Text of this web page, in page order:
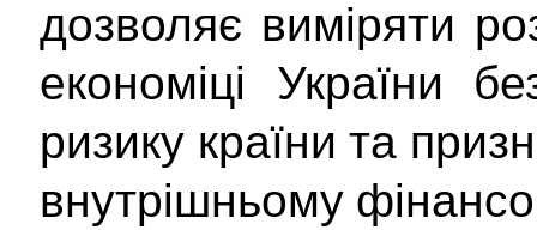
дозволяє виміряти
економіці України
ризику країни та
внутрішньому